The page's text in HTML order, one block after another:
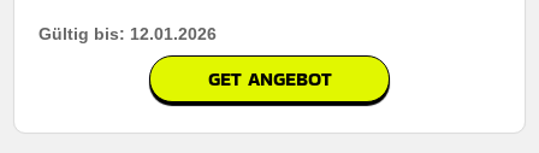
Gültig bis: 12.01.2026
GET ANGEBOT